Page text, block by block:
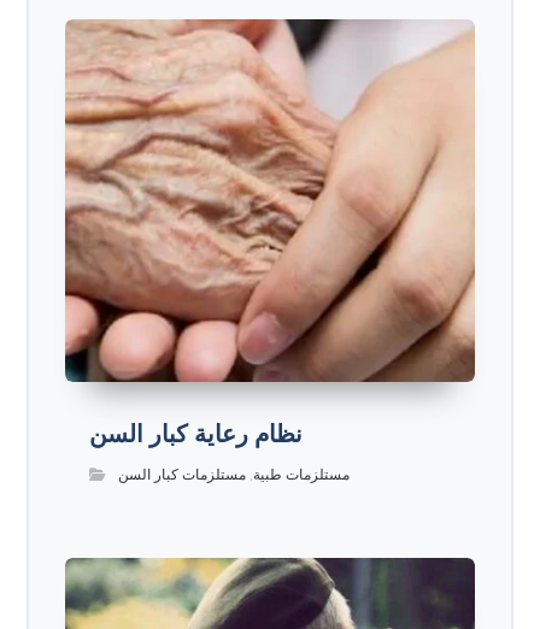
نظام رعاية كبار السن
مستلزمات طبية, مستلزمات كبار السن